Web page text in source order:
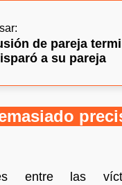
de pareja
a su pareja
entre las